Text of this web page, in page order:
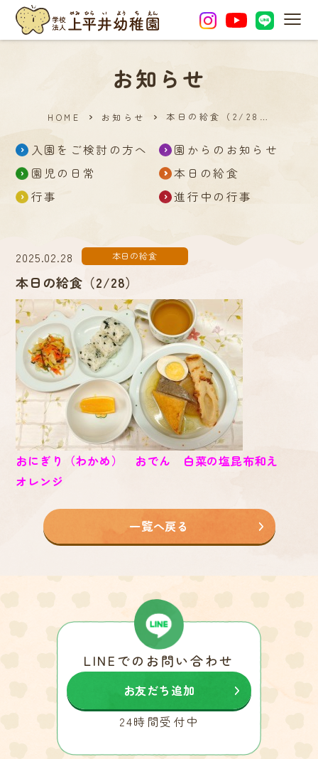
お知らせ
HOME お知らせ 本日の給食（2/28…
入園をご検討の方へ
園からのお知らせ
園児の日常
本日の給食
行事
進行中の行事
2025.02.28 本日の給食
本日の給食（2/28）
おにぎり（わかめ） おでん 白菜の塩昆布和え
オレンジ
一覧へ戻る
LINEでのお問い合わせ
お友だち追加
24時間受付中